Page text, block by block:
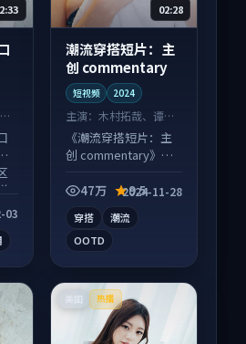
03
02:28
潮流穿搭短片：主
创 commentary
短视频 2024
主演：木村拓哉、谭卓
等
《潮流穿搭短片：主
创 commentary》是
品，适合大屏端观
47万 9.5
2024-11-28
穿搭
潮流
OOTD
热播